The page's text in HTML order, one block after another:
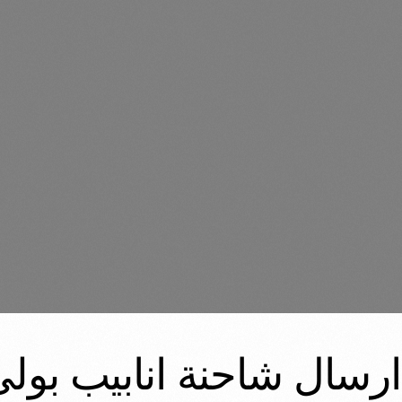
١٣-٤-٢٠٢٢ تم ارسال شاحنة